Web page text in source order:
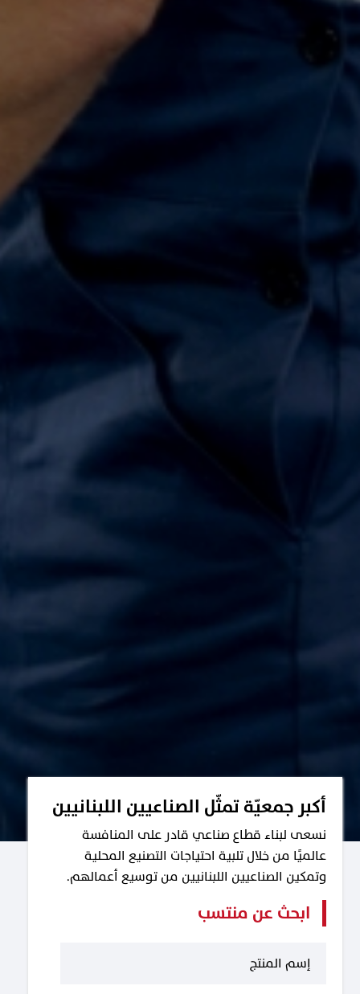
أكبر جمعيّة تمثّل الصناعيين اللبنانيين
نسعى لبناء قطاع صناعي قادر على المنافسة
عالميًا من خلال تلبية احتياجات التصنيع المحلية
وتمكين الصناعيين اللبنانيين من توسيع أعمالهم.
ابحث عن منتسب